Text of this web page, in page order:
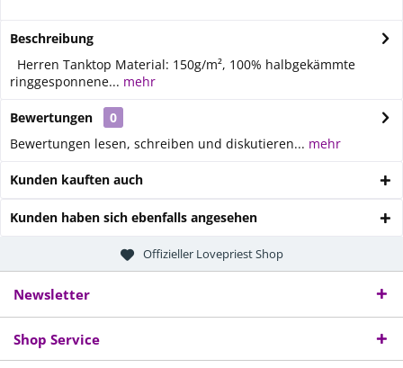
Beschreibung
Herren Tanktop Material: 150g/m², 100% halbgekämmte
ringgesponnene... mehr
Bewertungen
0
Bewertungen lesen, schreiben und diskutieren... mehr
Kunden kauften auch
Kunden haben sich ebenfalls angesehen
Offizieller Lovepriest Shop
Newsletter
Shop Service